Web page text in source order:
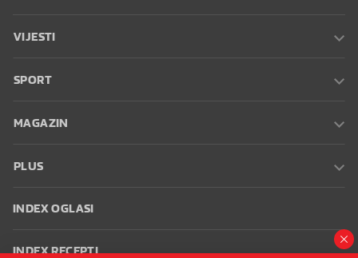
VIJESTI
SPORT
MAGAZIN
PLUS
INDEX OGLASI
INDEX RECEPTI